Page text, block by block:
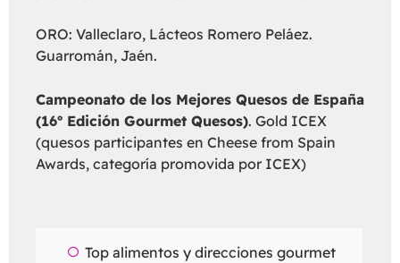
ORO: Valleclaro, Lácteos Romero Peláez.
Guarromán, Jaén.
Campeonato de los Mejores Quesos de España
(16º Edición Gourmet Quesos). Gold ICEX
(quesos participantes en Cheese from Spain
Awards, categoría promovida por ICEX)
Top alimentos y direcciones gourmet